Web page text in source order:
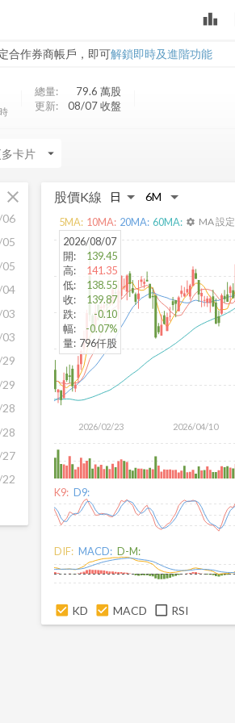
leaderboard
合作券商帳戶，即可解鎖即時及進階功能
總量: 79.6 萬股
更新:
08/07 收盤
arrow_drop_down
close
06
04
27
股價K線
2026/02/23 2026/04/10
2026/08/07
開:
139.45
高:
141.35
低:
138.55
收:
139.87
跌:
-0.10
幅:
-0.07%
量: 796仟股
5MA: 10MA: 20MA: 60MA: settings MA 設定
K9: D9:
DIF: MACD: D-M:
KD MACD RSI